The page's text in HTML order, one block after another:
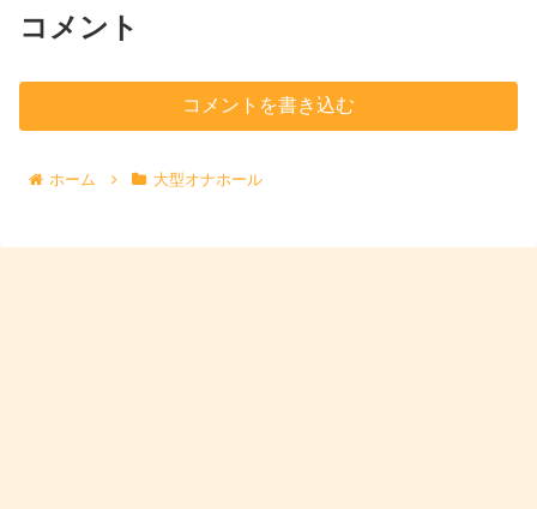
コメント
コメントを書き込む
ホーム 大型オナホール